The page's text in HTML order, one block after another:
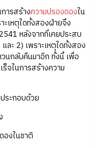
ารสร้างความปรองดองใน
ะเหตุใดทั้งสองฝ่ายจึง
หลังจากที่เคยประสบ
ละ 2) เพราะเหตุใดทั้งสอง
นกลับคืนมาอีก ทั้งนี้ เพื่อ
จในการสร้างความ
ระกอบด้วย
องในชาติ